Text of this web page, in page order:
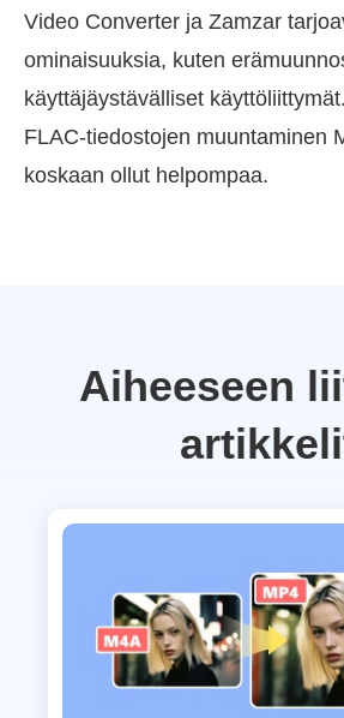
Video Converter ja Zamzar
ominaisuuksia, kuten
käyttäjäystävälliset
FLAC-tiedostojen muuntaminen
koskaan ollut helpompaa.
Aiheeseen